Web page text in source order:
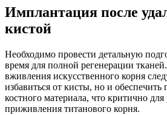
Имплантация после
кистой
Необходимо провести детальную
время для полной регенерации
вживления искусственного корня
избавиться от кисты, но и обеспечить
костного материала, что критично
приживления титанового корня.